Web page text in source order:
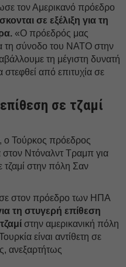
τον Αμερικανό πρόεδρο
σε εξέλιξη για τη
«Ο πρόεδρός μας
τη σύνοδο του ΝΑΤΟ στην
τη μέγιστη δυνατή
από επιτυχία σε
σε τζαμί
ο Τούρκος πρόεδρος
Ντόναλντ Τραμπ για
στην πόλη Σαν
στον πρόεδρο των ΗΠΑ
τη στυγερή επίθεση
στην αμερικανική πόλη
είναι αντίθετη σε
ανεξαρτήτως